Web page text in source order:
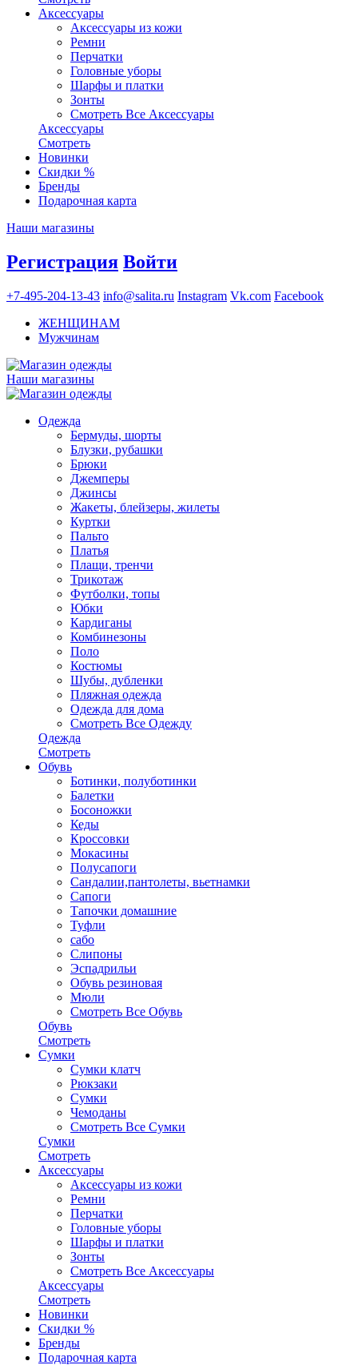
Аксессуары
Аксессуары из кожи
Ремни
Перчатки
Головные уборы
Шарфы и платки
Зонты
Смотреть Все Аксессуары
Аксессуары
Смотреть
Новинки
Скидки %
Бренды
Подарочная карта
Наши магазины
Регистрация Войти
+7-495-204-13-43 info@salita.ru Instagram Vk.com Facebook
ЖЕНЩИНАМ
Мужчинам
Наши магазины
Одежда
Бермуды, шорты
Блузки, рубашки
Брюки
Джемперы
Джинсы
Жакеты, блейзеры, жилеты
Куртки
Пальто
Платья
Плащи, тренчи
Трикотаж
Футболки, топы
Юбки
Кардиганы
Комбинезоны
Поло
Костюмы
Шубы, дубленки
Пляжная одежда
Одежда для дома
Смотреть Все Одежду
Одежда
Смотреть
Обувь
Ботинки, полуботинки
Балетки
Босоножки
Кеды
Кроссовки
Мокасины
Полусапоги
Сандалии,пантолеты, вьетнамки
Сапоги
Тапочки домашние
Туфли
сабо
Слипоны
Эспадрильи
Обувь резиновая
Мюли
Смотреть Все Обувь
Обувь
Смотреть
Сумки
Сумки клатч
Рюкзаки
Сумки
Чемоданы
Смотреть Все Сумки
Сумки
Смотреть
Аксессуары
Аксессуары из кожи
Ремни
Перчатки
Головные уборы
Шарфы и платки
Зонты
Смотреть Все Аксессуары
Аксессуары
Смотреть
Новинки
Скидки %
Бренды
Подарочная карта